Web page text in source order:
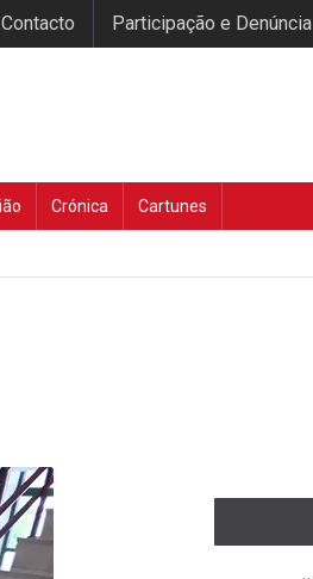
Contacto Participação e Denúncia
Crónica Cartunes